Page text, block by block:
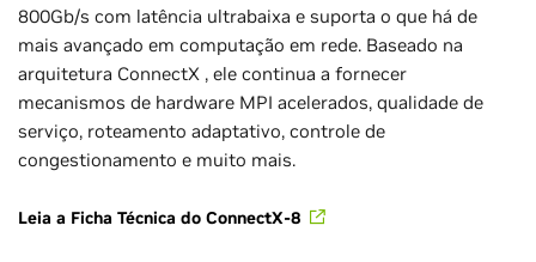
800Gb/s com latência ultrabaixa e suporta o que há de
mais avançado em computação em rede. Baseado na
arquitetura ConnectX , ele continua a fornecer
mecanismos de hardware MPI acelerados, qualidade de
serviço, roteamento adaptativo, controle de
congestionamento e muito mais.
Leia a Ficha Técnica do ConnectX-8